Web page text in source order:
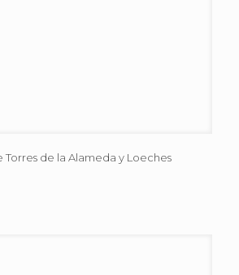
Torres de la Alameda y Loeches